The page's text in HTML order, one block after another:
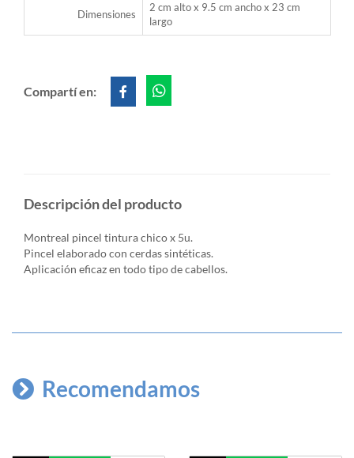
Dimensiones
2 cm alto x 9.5 cm ancho x 23 cm
largo
Compartí en:
Descripción del producto
Montreal pincel tintura chico x 5u.
Pincel elaborado con cerdas sintéticas.
Aplicación eficaz en todo tipo de cabellos.
Recomendamos